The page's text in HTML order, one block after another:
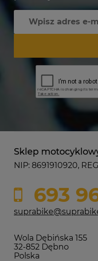
Sklep
NIP: 8691910920,
693
Wola Dębińska 155
32-852 Dębno
Polska